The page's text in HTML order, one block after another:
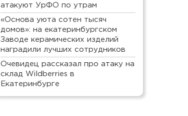
атакуют УрФО по утрам
«Основа уюта сотен тысяч
домов»: на екатеринбургском
Заводе керамических изделий
наградили лучших сотрудников
Очевидец рассказал про атаку на
склад Wildberries в
Екатеринбурге